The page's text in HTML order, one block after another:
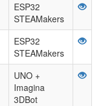
ESP32
STEAMakers
ESP32
STEAMakers
UNO +
Imagina
3DBot